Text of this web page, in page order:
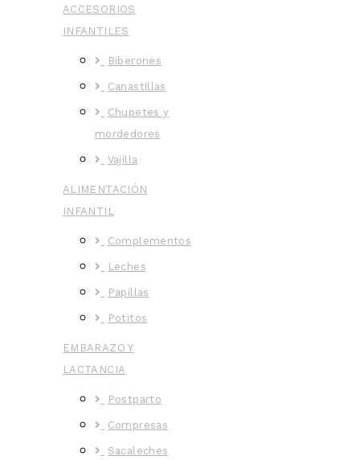
ACCESORIOS
INFANTILES
Biberones
Canastillas
Chupetes y
mordedores
Vajilla
ALIMENTACIÓN
INFANTIL
Complementos
Leches
Papillas
Potitos
EMBARAZO Y
LACTANCIA
Postparto
Compresas
Sacaleches